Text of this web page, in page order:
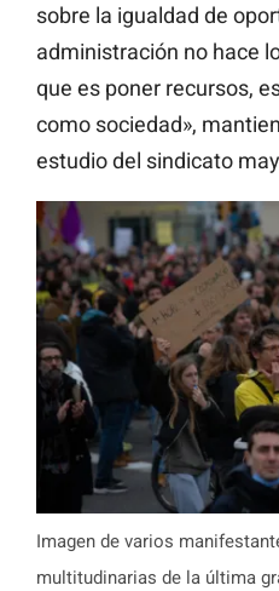
sobre la igualdad de
administración no hace
que es poner recursos,
como sociedad»,
estudio del sindicato
Imagen de varios
multitudinarias de la última